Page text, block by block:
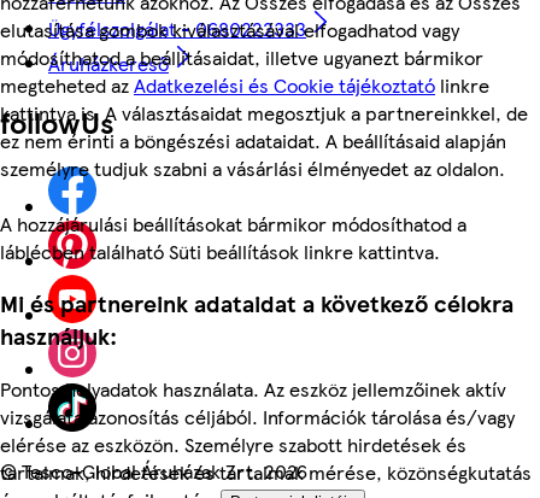
elutasítása gombok kiválasztásával elfogadhatod vagy
módosíthatod a beállításaidat, illetve ugyanezt bármikor
megteheted azAdatkezelési és Cookie tájékoztató linkre
kattintva is. A választásaidat megosztjuk a partnereinkkel, de
ez nem érinti a böngészési adataidat. A beállításaid alapján
személyre tudjuk szabni a vásárlási élményedet az oldalon.
A hozzájárulási beállításokat bármikor módosíthatod a
láblécben található Süti beállítások linkre kattintva.
Mi és partnereink adataidat a következő célokra
használjuk:
Pontos helyadatok használata. Az eszköz jellemzőinek aktív
vizsgálata azonosítás céljából. Információk tárolása és/vagy
elérése az eszközön. Személyre szabott hirdetések és
tartalmak, hirdetések és tartalmak mérése, közönségkutatás
Ügyfélszolgálat - 0680222333
Áruházkereső
followUs
©Tesco-Global Áruházak Zrt. 2026